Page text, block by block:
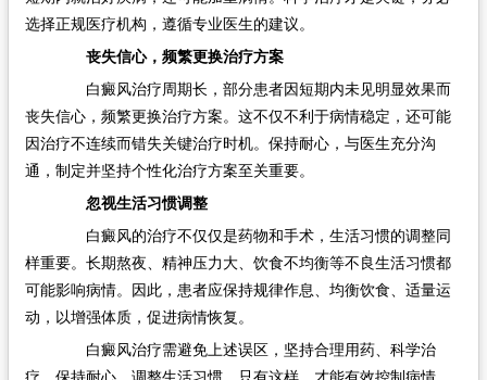
选择正规医疗机构，遵循专业医生的建议。
丧失信心，频繁更换治疗方案
白癜风治疗周期长，部分患者因短期内未见明显效果而
丧失信心，频繁更换治疗方案。这不仅不利于病情稳定，还可能
因治疗不连续而错失关键治疗时机。保持耐心，与医生充分沟
通，制定并坚持个性化治疗方案至关重要。
忽视生活习惯调整
白癜风的治疗不仅仅是药物和手术，生活习惯的调整同
样重要。长期熬夜、精神压力大、饮食不均衡等不良生活习惯都
可能影响病情。因此，患者应保持规律作息、均衡饮食、适量运
动，以增强体质，促进病情恢复。
白癜风治疗需避免上述误区，坚持合理用药、科学治